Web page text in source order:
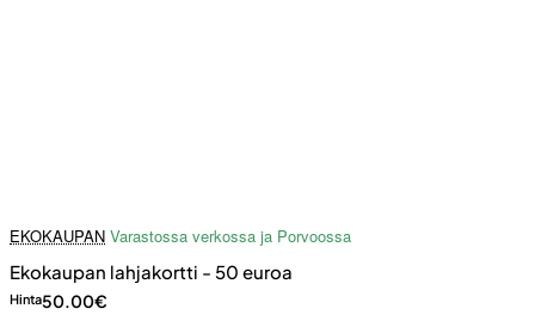
EKOKAUPAN Varastossa verkossa ja Porvoossa
Ekokaupan lahjakortti - 50 euroa
Hinta50.00€